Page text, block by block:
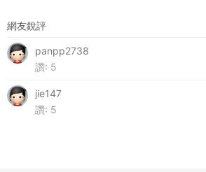
網友銳評
panpp2738
讚: 5
jie147
讚: 5